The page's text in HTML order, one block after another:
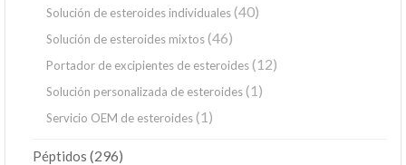
Solución de esteroides individuales(40)
Solución de esteroides mixtos(46)
Portador de excipientes de esteroides(12)
Solución personalizada de esteroides(1)
Servicio OEM de esteroides(1)
Péptidos (296)